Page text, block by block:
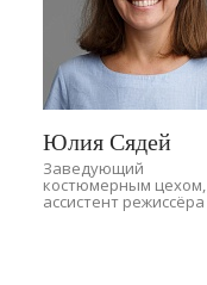
Юлия Сядей
Заведующий
костюмерным цехом,
ассистент режиссёра